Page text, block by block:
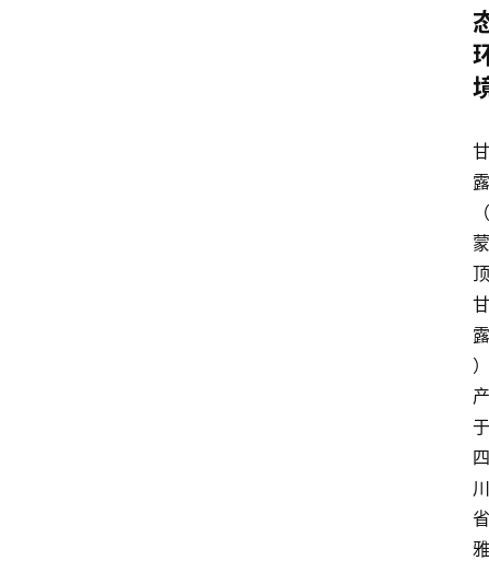
甘
露
（
蒙
顶
甘
露
）
产
于
四
川
省
雅